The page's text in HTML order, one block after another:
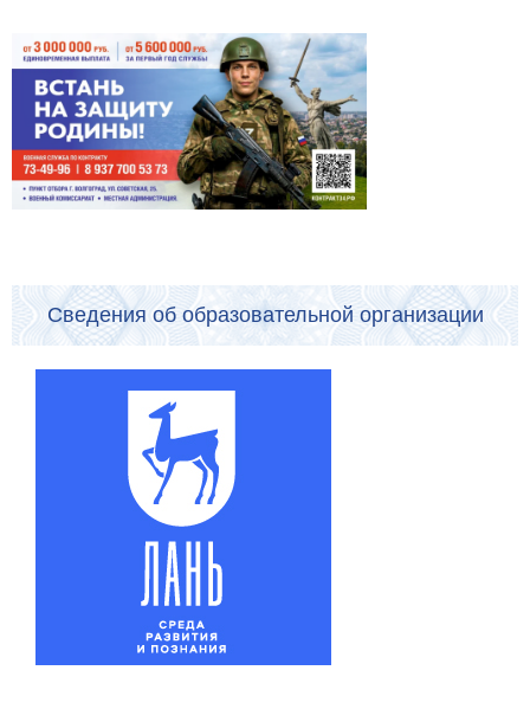
Сведения об образовательной организации